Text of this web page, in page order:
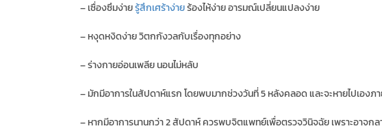
– เซื่องซึมง่ายรู้สึกเศร้าง่ายร้องไห้ง่าย อารมณ์เปลี่ยนแปลงง่าย
– หงุดหงิดง่าย วิตกกังวลกับเรื่องทุกอย่าง
– ร่างกายอ่อนเพลีย นอนไม่หลับ
– มักมีอาการในสัปดาห์แรก โดยพบมากช่วงวันที่ 5 หลังคลอด และจะหายไปเองภ
– หากมีอาการนานกว่า 2 สัปดาห์ ควรพบจิตแพทย์เพื่อตรวจวินิจฉัย เพราะอาจกล